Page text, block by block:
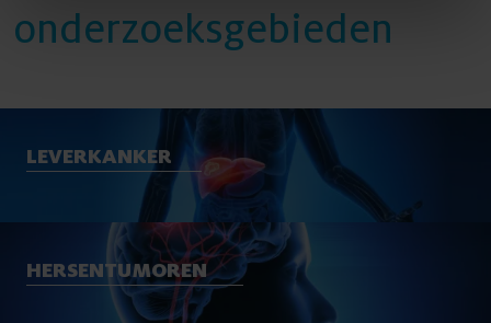
onderzoeksgebieden
LEVERKANKER
HERSENTUMOREN